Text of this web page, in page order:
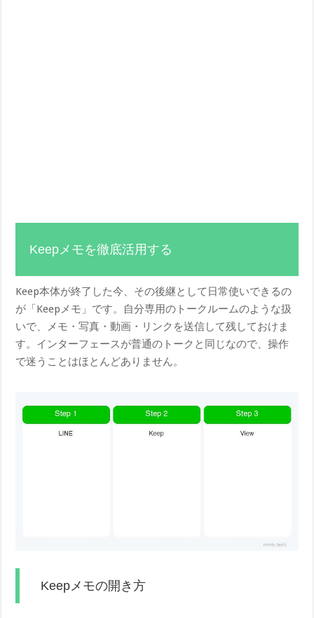
Keepメモを徹底活用する
Keep本体が終了した今、その後継として日常使いできるの
が「Keepメモ」です。自分専用のトークルームのような扱
いで、メモ・写真・動画・リンクを送信して残しておけま
す。インターフェースが普通のトークと同じなので、操作
で迷うことはほとんどありません。
Keepメモの開き方